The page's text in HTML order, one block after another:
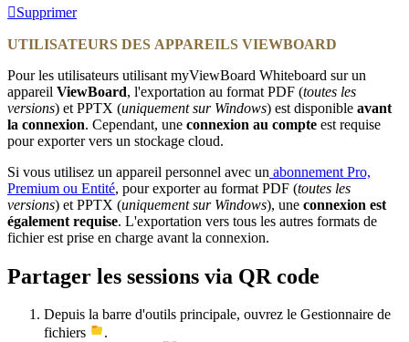
Supprimer
UTILISATEURS DES APPAREILS VIEWBOARD
Pour les utilisateurs utilisant myViewBoard Whiteboard sur un
appareil ViewBoard, l'exportation au format PDF (toutes les
versions) et PPTX (uniquement sur Windows) est disponible avant
la connexion. Cependant, une connexion au compte est requise
pour exporter vers un stockage cloud.
Si vous utilisez un appareil personnel avec un abonnement Pro,
Premium ou Entité, pour exporter au format PDF (toutes les
versions) et PPTX (uniquement sur Windows), une connexion est
également requise. L'exportation vers tous les autres formats de
fichier est prise en charge avant la connexion.
Partager les sessions via QR code
Depuis la barre d'outils principale, ouvrez le Gestionnaire de
fichiers
.